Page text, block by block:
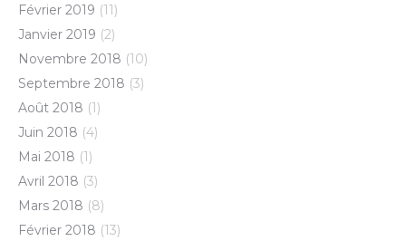
Février 2019 (11)
Janvier 2019 (2)
Novembre 2018 (10)
Septembre 2018 (3)
Août 2018 (1)
Juin 2018 (4)
Mai 2018 (1)
Avril 2018 (3)
Mars 2018 (8)
Février 2018 (13)